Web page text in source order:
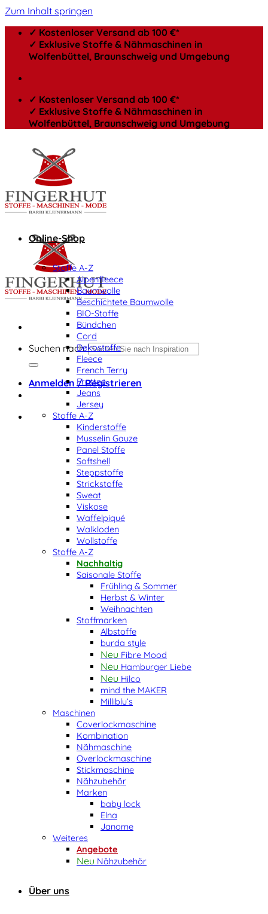
Zum Inhalt springen
✓ Kostenloser Versand ab 100 €*
✓ Exklusive Stoffe & Nähmaschinen in
Wolfenbüttel, Braunschweig und Umgebung
✓ Kostenloser Versand ab 100 €*
✓ Exklusive Stoffe & Nähmaschinen in
Wolfenbüttel, Braunschweig und Umgebung
Suchen nach:
Anmelden / Registrieren
Online-Shop
Stoffe A-Z
Alpenfleece
Baumwolle
Beschichtete Baumwolle
BIO-Stoffe
Bündchen
Cord
Dekostoffe
Fleece
French Terry
Frottee
Jeans
Jersey
Stoffe A-Z
Kinderstoffe
Musselin Gauze
Panel Stoffe
Softshell
Steppstoffe
Strickstoffe
Sweat
Viskose
Waffelpiqué
Walkloden
Wollstoffe
Stoffe A-Z
Nachhaltig
Saisonale Stoffe
Frühling & Sommer
Herbst & Winter
Weihnachten
Stoffmarken
Albstoffe
burda style
Fibre Mood
Hamburger Liebe
Hilco
mind the MAKER
Milliblu’s
Maschinen
Coverlockmaschine
Kombination
Nähmaschine
Overlockmaschine
Stickmaschine
Nähzubehör
Marken
baby lock
Elna
Janome
Weiteres
Angebote
Nähzubehör
Über uns